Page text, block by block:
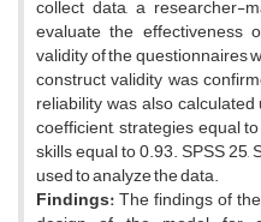
collect data, a researcher-
evaluate the effectiveness
validity of the questionnaires
construct validity was
reliability was also
coefficient, strategies equal
skills equal to 0.93. SPSS
used to analyze the data.
Findings:The findings of